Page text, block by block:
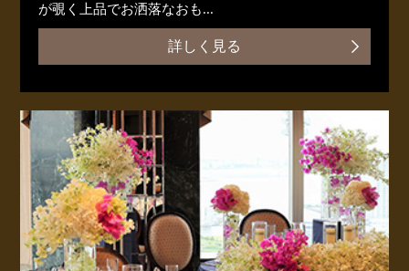
が覗く上品でお洒落なおも...
詳しく見る